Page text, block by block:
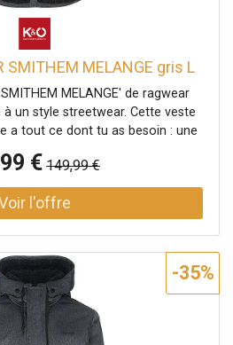
SMITHEM MELANGE gris L
MELANGE' de ragwear
un style streetwear. Cette veste
a tout ce dont tu as besoin : une
avec bouton-pression et
intérieure et des applications
La fermeture éclair est
de boutonnage. Les poignets
avec doublure en teddy douillet
montante avec revers et cordon
100 % polyester résistant
droite avec patte de boutonnage
avec poignets côtelés pour un
€ 149,99 €
-35%